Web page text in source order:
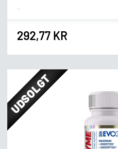
292,77 KR
UDSOLGT